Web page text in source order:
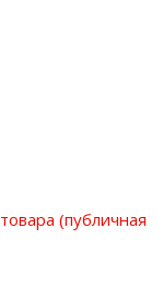
(публичная